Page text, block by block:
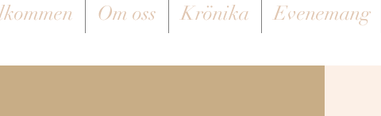
Om oss Krönika Evenemang